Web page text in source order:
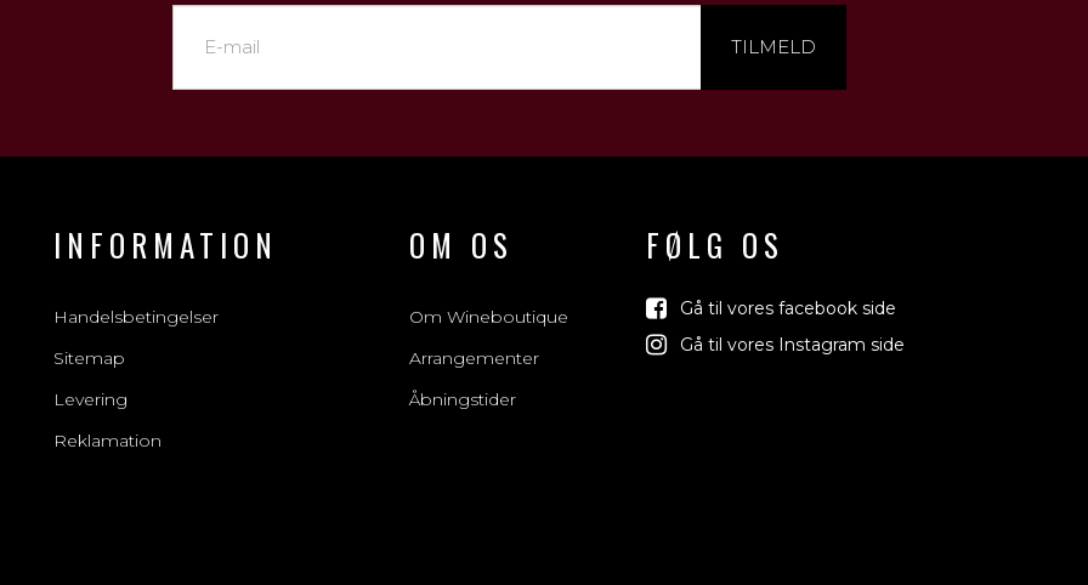
TILMELD
INFORMATION
Handelsbetingelser
Sitemap
Levering
Reklamation
OM OS
Om Wineboutique
Arrangementer
Åbningstider
FØLG OS
Gå til vores facebook side
Gå til vores Instagram side